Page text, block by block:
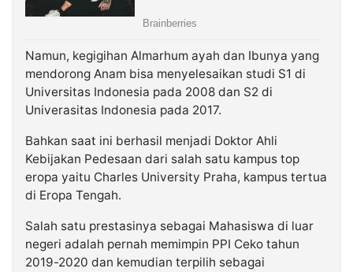
Namun, kegigihan Almarhum ayah dan Ibunya yang
mendorong Anam bisa menyelesaikan studi S1 di
Universitas Indonesia pada 2008 dan S2 di
Univerasitas Indonesia pada 2017.
Bahkan saat ini berhasil menjadi Doktor Ahli
Kebijakan Pedesaan dari salah satu kampus top
eropa yaitu Charles University Praha, kampus tertua
di Eropa Tengah.
Salah satu prestasinya sebagai Mahasiswa di luar
negeri adalah pernah memimpin PPI Ceko tahun
2019-2020 dan kemudian terpilih sebagai